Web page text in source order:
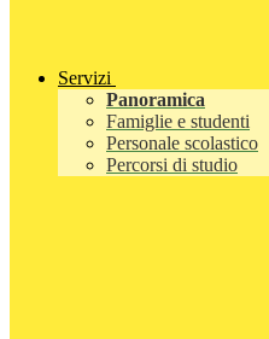
Servizi
Panoramica
Famiglie e studenti
Personale scolastico
Percorsi di studio